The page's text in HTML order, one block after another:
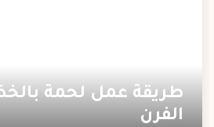
طريقة عمل لحمة
الفرن